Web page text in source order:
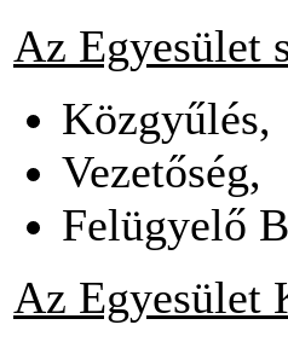
Az Egyesület
Közgyűlés,
Vezetőség,
Felügyelő
Az Egyesület